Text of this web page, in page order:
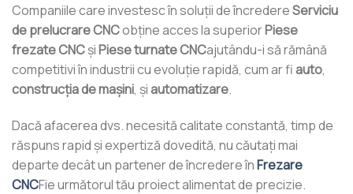
Companiile care investesc în soluții de încredereServiciu
de prelucrare CNCobține acces la superiorPiese
frezate CNCşiPiese turnate CNCajutându-i să rămână
competitivi în industrii cu evoluție rapidă, cum ar fi auto,
construcția de mașini, și automatizare.
Dacă afacerea dvs. necesită calitate constantă, timp de
răspuns rapid și expertiză dovedită, nu căutați mai
departe decât un partener de încredere înFrezare
CNCFie următorul tău proiect alimentat de precizie.